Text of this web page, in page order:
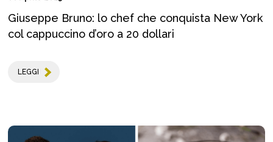
Giuseppe Bruno: lo chef che conquista New York
col cappuccino d’oro a 20 dollari
LEGGI